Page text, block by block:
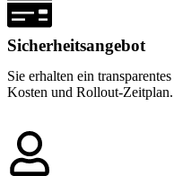
Sicherheitsangebot
Sie erhalten ein
Kosten und Rollout-